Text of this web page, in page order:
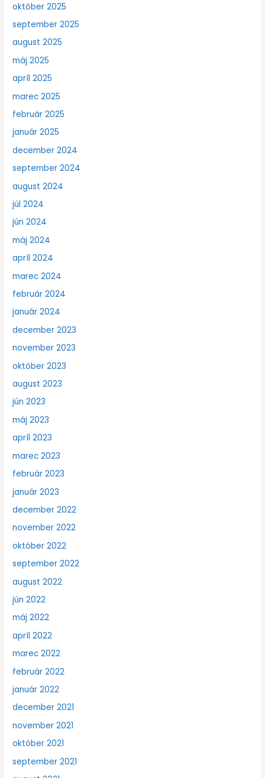
október 2025
september 2025
august 2025
máj 2025
apríl 2025
marec 2025
február 2025
január 2025
december 2024
september 2024
august 2024
júl 2024
jún 2024
máj 2024
apríl 2024
marec 2024
február 2024
január 2024
december 2023
november 2023
október 2023
august 2023
jún 2023
máj 2023
apríl 2023
marec 2023
február 2023
január 2023
december 2022
november 2022
október 2022
september 2022
august 2022
jún 2022
máj 2022
apríl 2022
marec 2022
február 2022
január 2022
december 2021
november 2021
október 2021
september 2021